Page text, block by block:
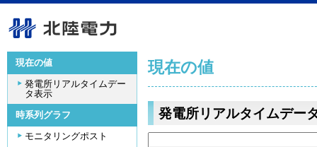
現在の値
発電所リアルタイムデー
タ表示
時系列グラフ
モニタリングポスト
現在の値
発電所リアルタイムデー